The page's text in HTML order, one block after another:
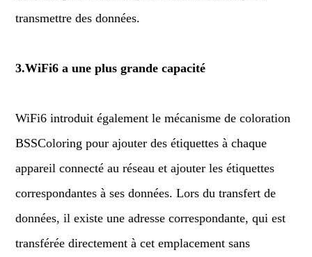
transmettre des données.
3.WiFi6 a une plus grande capacité
WiFi6 introduit également le mécanisme de coloration
BSSColoring pour ajouter des étiquettes à chaque
appareil connecté au réseau et ajouter les étiquettes
correspondantes à ses données. Lors du transfert de
données, il existe une adresse correspondante, qui est
transférée directement à cet emplacement sans